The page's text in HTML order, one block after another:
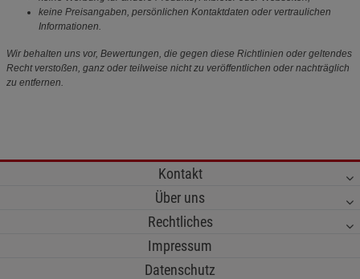
keine Preisangaben, persönlichen Kontaktdaten oder vertraulichen
Informationen.
Wir behalten uns vor, Bewertungen, die gegen diese Richtlinien oder geltendes
Recht verstoßen, ganz oder teilweise nicht zu veröffentlichen oder nachträglich
zu entfernen.
Kontakt
Über uns
Rechtliches
Impressum
Datenschutz